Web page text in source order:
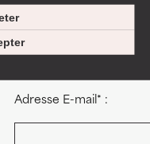
Vos avantages :
+ un cadeau de
+ des offres exclusives
+ des conseils beauté
+ un cadeau
Adresse E-mail* :